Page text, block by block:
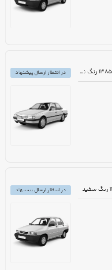
مزایده دولتی خودرو پژو 405 GLXi مدل 1385 رنگ نقره ای
در انتظار ارسال پیشنهاد
در انتظار ارسال پیشنهاد